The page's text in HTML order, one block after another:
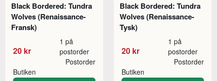
Black Bordered: Tundra
Wolves (Renaissance-
Fransk)
20 kr
1 på
postorder
Butiken
Postorder
Black Bordered: Tundra
Wolves (Renaissance-
Tysk)
20 kr
1 på
postorder
Butiken
Postorder